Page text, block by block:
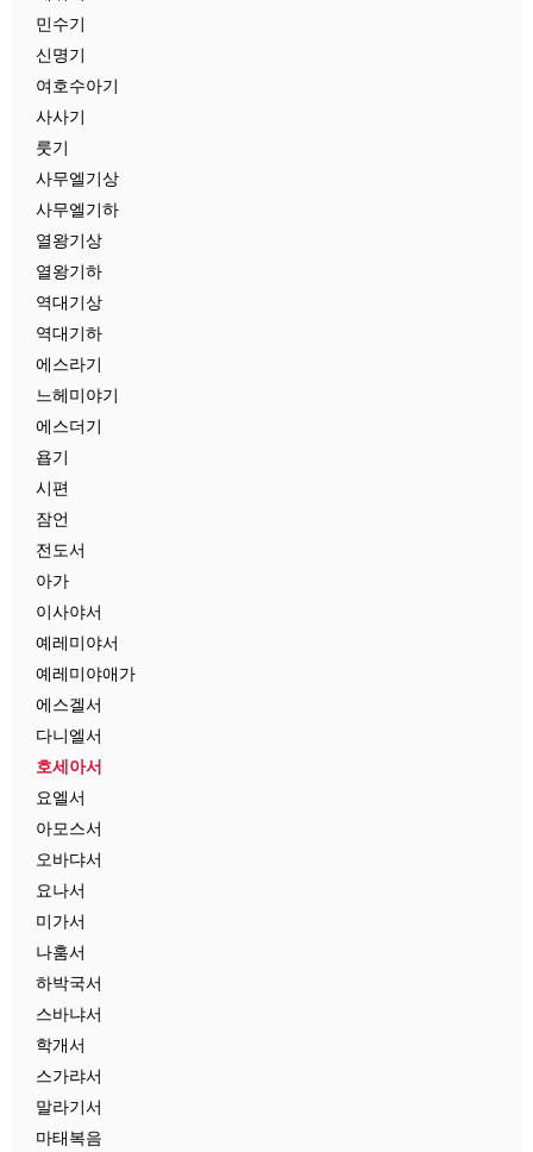
민수기
신명기
여호수아기
사사기
룻기
사무엘기상
사무엘기하
열왕기상
열왕기하
역대기상
역대기하
에스라기
느헤미야기
에스더기
욥기
시편
잠언
전도서
아가
이사야서
예레미야서
예레미야애가
에스겔서
다니엘서
호세아서
요엘서
아모스서
오바댜서
요나서
미가서
나훔서
하박국서
스바냐서
학개서
스가랴서
말라기서
마태복음